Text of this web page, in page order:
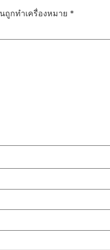
ถูกทำเครื่องหมาย *